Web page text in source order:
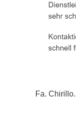
Fa. Chirillo.